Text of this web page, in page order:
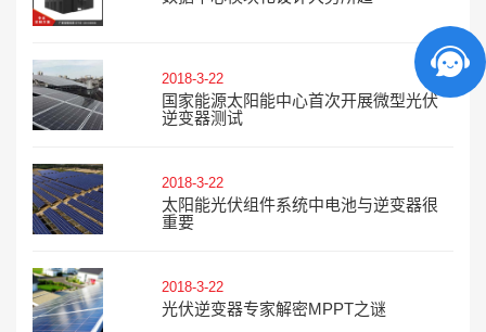
2018-3-22
国家能源太阳能中心首次开展微型光伏
逆变器测试
2018-3-22
太阳能光伏组件系统中电池与逆变器很
重要
2018-3-22
光伏逆变器专家解密MPPT之谜